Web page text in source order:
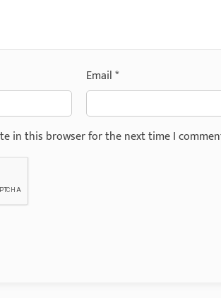
Email*
in this browser for the next time I